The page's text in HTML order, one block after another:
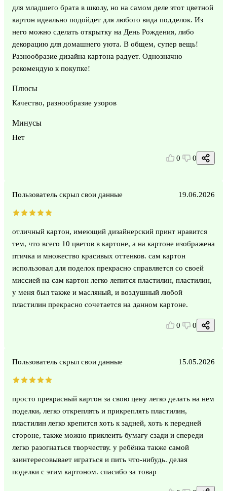
для младшего брата в школу, но на самом деле этот цветной
картон идеально подойдет для любого вида подделок. Из
него можно сделать открытку на День Рождения, либо
декорацию для домашнего уюта. В общем, супер вещь!
Разнообразие дизайна картона радует. Однозначно
рекомендую к покупке!
Плюсы
Качество, разнообразие узоров
Минусы
Нет
0 0
Пользователь скрыл свои данные 19.06.2026
отличный картон, имеющий дизайнерский принт нравится
тем, что всего 10 цветов в картоне, а на картоне изображена
птичка и множество красивых оттенков. сам картон
использовал для поделок прекрасно справляется со своей
миссией на сам картон легко лепится пластилин, пластилин,
у меня был также и масляный, и воздушный любой
пластилин прекрасно сочетается на данном картоне.
0 0
Пользователь скрыл свои данные 15.05.2026
просто прекрасный картон за свою цену легко делать на нем
поделки, легко откреплять и прикреплять пластилин,
пластилин легко крепится хоть к задней, хоть к передней
стороне, также можно приклеить бумагу сзади и спереди
легко разогнаться творчеству. у ребёнка также самой
заинтересовывает играться и пить что-нибудь. делая
поделки с этим картоном. спасибо за товар